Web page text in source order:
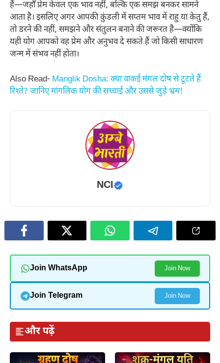
हैं—जहाँ प्रेम केवल एक भाव नहीं, बल्कि एक समझ बनकर सामने
आता है। इसलिए अगर आपकी कुंडली में सप्तम भाव में राहु या केतु हैं,
तो डरने की नहीं, समझने और संतुलन बनाने की जरूरत है—क्योंकि
यही योग आपको वह प्रेम और अनुभव दे सकते हैं जो किसी साधारण
जन्म में संभव नहीं होता।
Also Read- Manglik Dosha: क्या वाकई मंगल दोष से टूटते हैं
रिश्ते? जानिए मांगलिक योग की सच्चाई और उससे जुड़े भ्रम!
NCI
Join WhatsApp Join Now
Join Telegram Join Now
और पढ़ें